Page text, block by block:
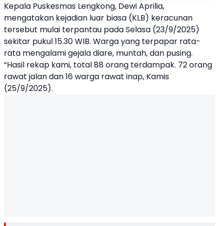
Kepala Puskesmas Lengkong, Dewi Aprilia,
mengatakan kejadian luar biasa (KLB) keracunan
tersebut mulai terpantau pada Selasa (23/9/2025)
sekitar pukul 15.30 WIB. Warga yang terpapar rata-
rata mengalami gejala diare, muntah, dan pusing.
“Hasil rekap kami, total 88 orang terdampak. 72 orang
rawat jalan dan 16 warga rawat inap, Kamis
(25/9/2025).